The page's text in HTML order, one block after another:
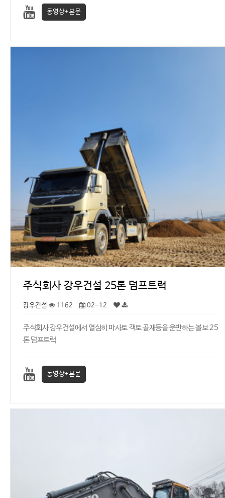
동영상+본문
주식회사 강우건설 25톤 덤프트럭
강우건설 1162 02-12
주식회사 강우건설에서 열심히 마사토 객토 골재등을 운반하는 볼보 25
톤 덤프트럭
동영상+본문